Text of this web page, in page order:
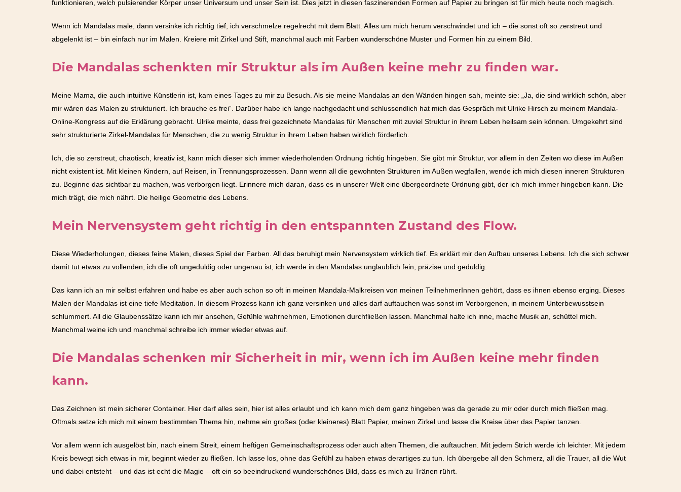
funktionieren, welch pulsierender Körper unser Universum und unser Sein ist. Dies jetzt in diesen faszinerenden Formen auf Papier zu bringen ist für mich heute noch magisch.
Wenn ich Mandalas male, dann versinke ich richtig tief, ich verschmelze regelrecht mit dem Blatt. Alles um mich herum verschwindet und ich – die sonst oft so zerstreut und
abgelenkt ist – bin einfach nur im Malen. Kreiere mit Zirkel und Stift, manchmal auch mit Farben wunderschöne Muster und Formen hin zu einem Bild.
Die Mandalas schenkten mir Struktur als im Außen keine mehr zu finden war.
Meine Mama, die auch intuitive Künstlerin ist, kam eines Tages zu mir zu Besuch. Als sie meine Mandalas an den Wänden hingen sah, meinte sie: „Ja, die sind wirklich schön, aber
mir wären das Malen zu strukturiert. Ich brauche es frei“. Darüber habe ich lange nachgedacht und schlussendlich hat mich das Gespräch mit Ulrike Hirsch zu meinem Mandala-
Online-Kongress auf die Erklärung gebracht. Ulrike meinte, dass frei gezeichnete Mandalas für Menschen mit zuviel Struktur in ihrem Leben heilsam sein können. Umgekehrt sind
sehr strukturierte Zirkel-Mandalas für Menschen, die zu wenig Struktur in ihrem Leben haben wirklich förderlich.
Ich, die so zerstreut, chaotisch, kreativ ist, kann mich dieser sich immer wiederholenden Ordnung richtig hingeben. Sie gibt mir Struktur, vor allem in den Zeiten wo diese im Außen
nicht existent ist. Mit kleinen Kindern, auf Reisen, in Trennungsprozessen. Dann wenn all die gewohnten Strukturen im Außen wegfallen, wende ich mich diesen inneren Strukturen
zu. Beginne das sichtbar zu machen, was verborgen liegt. Erinnere mich daran, dass es in unserer Welt eine übergeordnete Ordnung gibt, der ich mich immer hingeben kann. Die
mich trägt, die mich nährt. Die heilige Geometrie des Lebens.
Mein Nervensystem geht richtig in den entspannten Zustand des Flow.
Diese Wiederholungen, dieses feine Malen, dieses Spiel der Farben. All das beruhigt mein Nervensystem wirklich tief. Es erklärt mir den Aufbau unseres Lebens. Ich die sich schwer
damit tut etwas zu vollenden, ich die oft ungeduldig oder ungenau ist, ich werde in den Mandalas unglaublich fein, präzise und geduldig.
Das kann ich an mir selbst erfahren und habe es aber auch schon so oft in meinen Mandala-Malkreisen von meinen TeilnehmerInnen gehört, dass es ihnen ebenso erging. Dieses
Malen der Mandalas ist eine tiefe Meditation. In diesem Prozess kann ich ganz versinken und alles darf auftauchen was sonst im Verborgenen, in meinem Unterbewusstsein
schlummert. All die Glaubenssätze kann ich mir ansehen, Gefühle wahrnehmen, Emotionen durchfließen lassen. Manchmal halte ich inne, mache Musik an, schüttel mich.
Manchmal weine ich und manchmal schreibe ich immer wieder etwas auf.
Die Mandalas schenken mir Sicherheit in mir, wenn ich im Außen keine mehr finden
kann.
Das Zeichnen ist mein sicherer Container. Hier darf alles sein, hier ist alles erlaubt und ich kann mich dem ganz hingeben was da gerade zu mir oder durch mich fließen mag.
Oftmals setze ich mich mit einem bestimmten Thema hin, nehme ein großes (oder kleineres) Blatt Papier, meinen Zirkel und lasse die Kreise über das Papier tanzen.
Vor allem wenn ich ausgelöst bin, nach einem Streit, einem heftigen Gemeinschaftsprozess oder auch alten Themen, die auftauchen. Mit jedem Strich werde ich leichter. Mit jedem
Kreis bewegt sich etwas in mir, beginnt wieder zu fließen. Ich lasse los, ohne das Gefühl zu haben etwas derartiges zu tun. Ich übergebe all den Schmerz, all die Trauer, all die Wut
und dabei entsteht – und das ist echt die Magie – oft ein so beeindruckend wunderschönes Bild, dass es mich zu Tränen rührt.